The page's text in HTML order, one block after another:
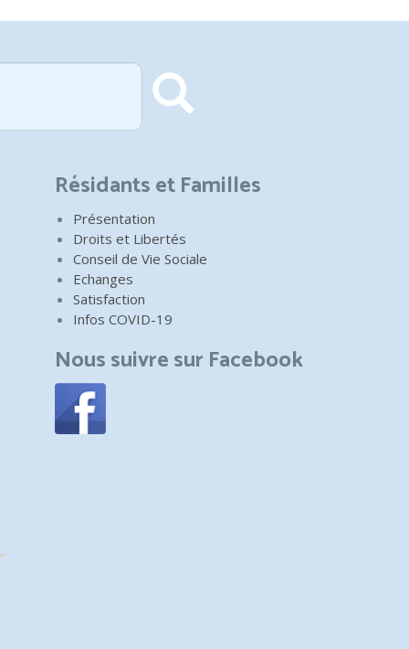
Rechercher
Résidants et Familles
Présentation
Droits et Libertés
Conseil de Vie Sociale
Echanges
Satisfaction
Infos COVID-19
Nous suivre sur Facebook